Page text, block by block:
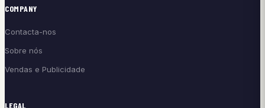
COMPANY
Contacta-nos
Sobre nós
Vendas e Publicidade
LEGAL